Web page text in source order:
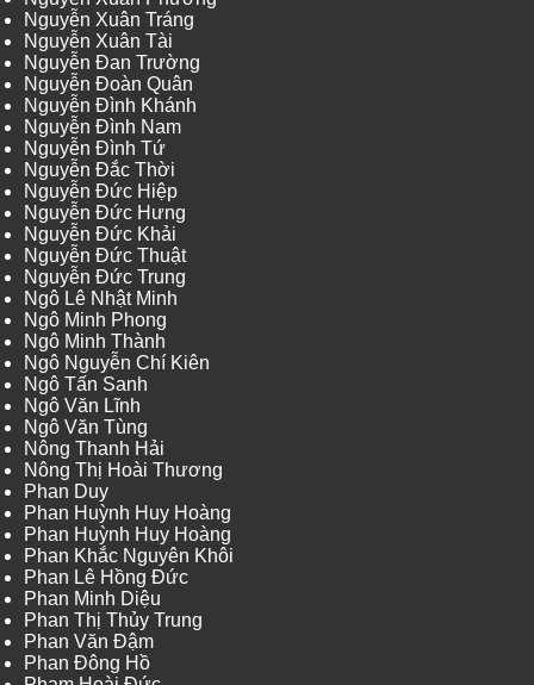
Nguyễn Xuân Tráng
Nguyễn Xuân Tài
Nguyễn Đan Trường
Nguyễn Đoàn Quân
Nguyễn Đình Khánh
Nguyễn Đình Nam
Nguyễn Đình Tứ
Nguyễn Đắc Thời
Nguyễn Đức Hiệp
Nguyễn Đức Hưng
Nguyễn Đức Khải
Nguyễn Đức Thuật
Nguyễn Đức Trung
Ngô Lê Nhật Minh
Ngô Minh Phong
Ngô Minh Thành
Ngô Nguyễn Chí Kiên
Ngô Tấn Sanh
Ngô Văn Lĩnh
Ngô Văn Tùng
Nông Thanh Hải
Nông Thị Hoài Thương
Phan Duy
Phan Huỳnh Huy Hoàng
Phan Huỳnh Huy Hoàng
Phan Khắc Nguyên Khôi
Phan Lê Hồng Đức
Phan Minh Diệu
Phan Thị Thủy Trung
Phan Văn Đậm
Phan Đông Hồ